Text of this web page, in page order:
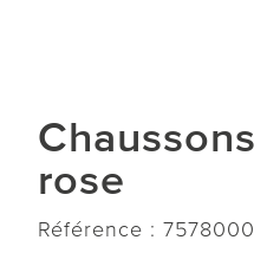
rose
Référence : 7578000